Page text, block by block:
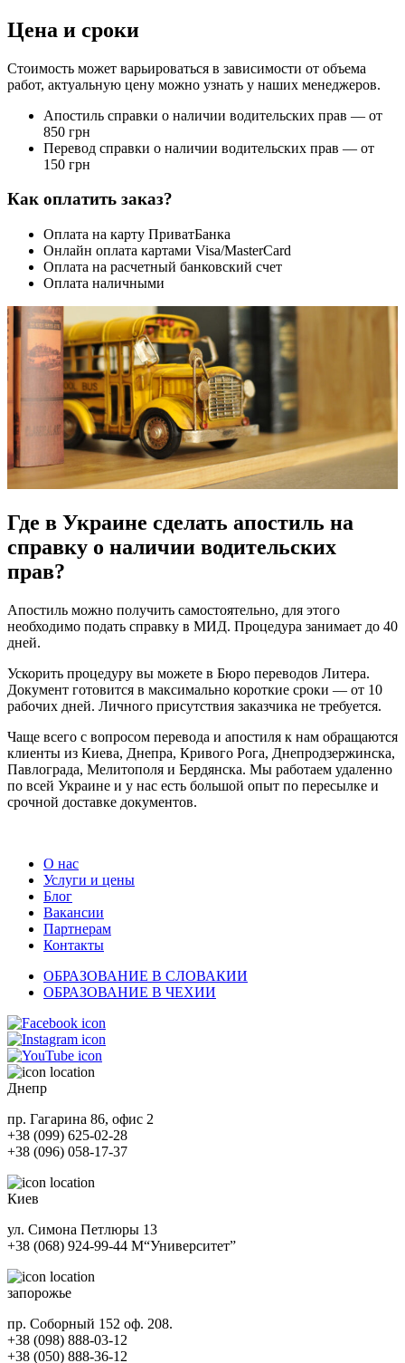
Цена и сроки
Cтоимость может варьироваться в зависимости от объема
работ, актуальную цену можно узнать у наших менеджеров.
Апостиль справки о наличии водительских прав — от
850 грн
Перевод справки о наличии водительских прав — от
150 грн
Как оплатить заказ?
Оплата на карту ПриватБанка
Онлайн оплата картами Visa/MasterCard
Оплата на расчетный банковский счет
Оплата наличными
Где в Украине сделать апостиль на
справку о наличии водительских
прав?
Апостиль можно получить самостоятельно, для этого
необходимо подать справку в МИД. Процедура занимает до 40
дней.
Ускорить процедуру вы можете в Бюро переводов Литера.
Документ готовится в максимально короткие сроки — от 10
рабочих дней. Личного присутствия заказчика не требуется.
Чаще всего с вопросом перевода и апостиля к нам обращаются
клиенты из Киева, Днепра, Кривого Рога, Днепродзержинска,
Павлограда, Мелитополя и Бердянска. Мы работаем удаленно
по всей Украине и у нас есть большой опыт по пересылке и
срочной доставке документов.
О нас
Услуги и цены
Блог
Вакансии
Партнерам
Контакты
ОБРАЗОВАНИЕ В СЛОВАКИИ
ОБРАЗОВАНИЕ В ЧЕХИИ
Днепр
пр. Гагарина 86, офис 2
+38 (099) 625-02-28
+38 (096) 058-17-37
Киев
ул. Симона Петлюры 13
+38 (068) 924-99-44 М“Университет”
запорожье
пр. Соборный 152 оф. 208.
+38 (098) 888-03-12
+38 (050) 888-36-12